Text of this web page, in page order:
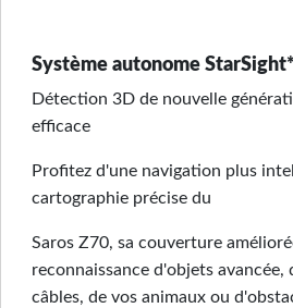
Système autonome
Détection 3D de nouvelle
efficace
Profitez d'une navigation plus
cartographie précise du
Saros Z70, sa couverture
reconnaissance d'objets avancée,
câbles, de vos animaux ou